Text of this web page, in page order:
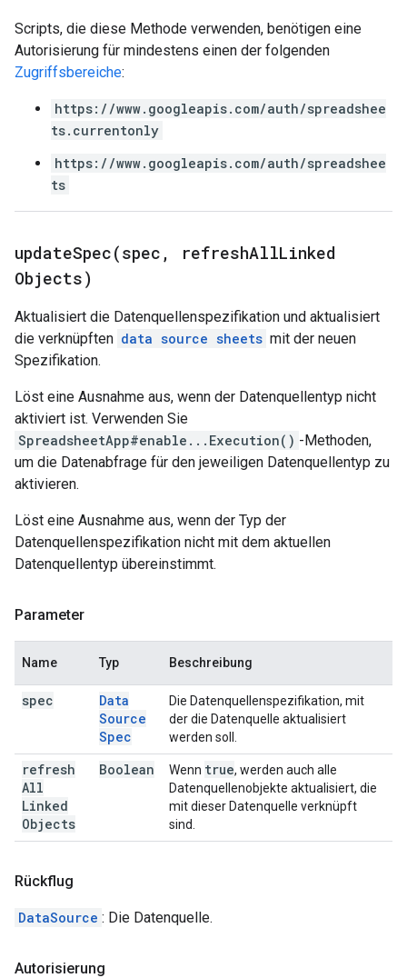
Scripts, die diese Methode verwenden, benötigen eine
Autorisierung für mindestens einen der folgenden
Zugriffsbereiche:
https://www.googleapis.com/auth/spreadshee
ts.currentonly
https://www.googleapis.com/auth/spreadshee
ts
updateSpec(spec , refreshAllLinked
Objects)
Aktualisiert die Datenquellenspezifikation und aktualisiert
die verknüpften data source sheets mit der neuen
Spezifikation.
Löst eine Ausnahme aus, wenn der Datenquellentyp nicht
aktiviert ist. Verwenden Sie
SpreadsheetApp#enable...Execution() -Methoden,
um die Datenabfrage für den jeweiligen Datenquellentyp zu
aktivieren.
Löst eine Ausnahme aus, wenn der Typ der
Datenquellenspezifikation nicht mit dem aktuellen
Datenquellentyp übereinstimmt.
Parameter
Name Typ Beschreibung
spec
Data
Source
Spec
Die Datenquellenspezifikation, mit
der die Datenquelle aktualisiert
werden soll.
refresh
All
Linked
Objects
Boolean Wenn true, werden auch alle
Datenquellenobjekte aktualisiert, die
mit dieser Datenquelle verknüpft
sind.
Rückflug
DataSource : Die Datenquelle.
Autorisierung